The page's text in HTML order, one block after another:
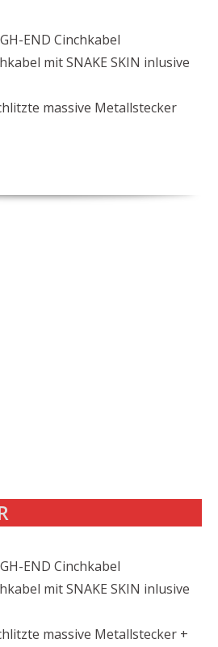
END Cinchkabel
mit SNAKE SKIN inlusive
massive Metallstecker
END Cinchkabel
mit SNAKE SKIN inlusive
massive Metallstecker +